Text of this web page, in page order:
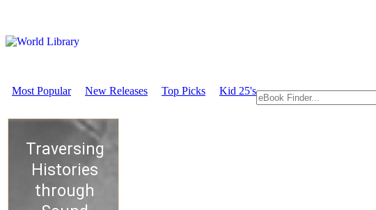
Most Popular New Releases Top Picks Kid 25's